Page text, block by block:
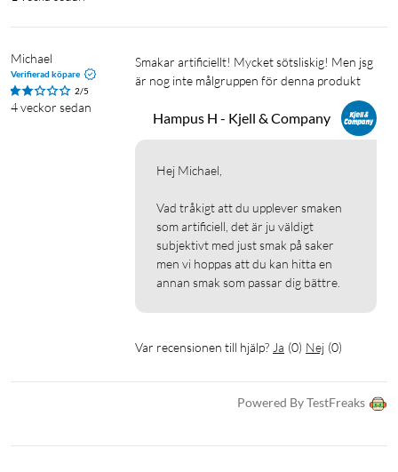
** Referensintag för en genomsnittlig vuxen (8 400 kJ/2 000 kcal). 250 ml
= 1 portion.
Förvaringsinformation
Förvara oöppnad förpackning i rumstemperatur, och öppnad i
kylskåpet. Lägsta förvaringstemperatur: 5°C. Högsta
1 × Flaska smakkoncentrat (440 ml)
Michael
Verifierad köpare
2/5
4 veckor sedan
Smakar artificiellt! Mycket sötsliskig! Men jsg
är nog inte målgruppen för denna produkt
Hampus H - Kjell & Company
Hej Michael,
Vad tråkigt att du upplever smaken
som artificiell, det är ju väldigt
subjektivt med just smak på saker
men vi hoppas att du kan hitta en
annan smak som passar dig bättre.
Var recensionen till hjälp? Ja (0) Nej (0)
Powered By TestFreaks